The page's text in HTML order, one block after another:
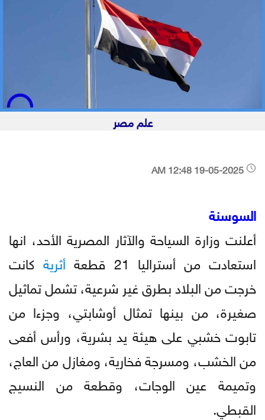
علم مصر
السوسنة
أعلنت وزارة السياحة والآثار المصرية الأحد، انها
استعادت من أستراليا 21 قطعة
أثريةكانت
خرجت من البلاد بطرق غير شرعية، تشمل تماثيل
صغيرة، من بينها تمثال أوشابتي، وجزءا من
تابوت خشبي على هيئة يد بشرية، ورأس أفعى
من الخشب، ومسرجة فخارية، ومغازل من العاج،
وتميمة عين الوجات، وقطعة من النسيج
القبطي.